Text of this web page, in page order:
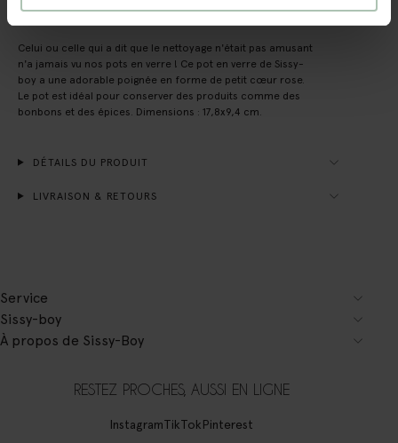
DESCRIPTION
Celui ou celle qui a dit que le nettoyage n'était pas amusant
n'a jamais vu nos pots en verre ! Ce pot en verre de Sissy-
boy a une adorable poignée en forme de petit cœur rose.
Le pot est idéal pour conserver des produits comme des
bonbons et des épices. Dimensions : 17,8x9,4 cm.
DÉTAILS DU PRODUIT
LIVRAISON & RETOURS
Service
Sissy-boy
À propos de Sissy-Boy
RESTEZ PROCHES, AUSSI EN LIGNE
InstagramTikTokPinterest